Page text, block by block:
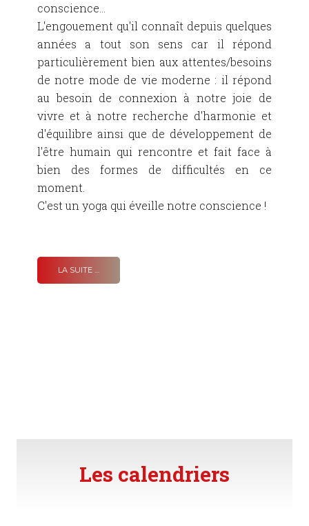
conscience...
L'engouement qu'il connaît depuis quelques
années a tout son sens car il répond
particulièrement bien aux attentes/besoins
de notre mode de vie moderne : il répond
au besoin de connexion à notre joie de
vivre et à notre recherche d'harmonie et
d'équilibre ainsi que de développement de
l'être humain qui rencontre et fait face à
bien des formes de difficultés en ce
moment.
C'est un yoga qui éveille notre conscience !
LA SUITE …
Les calendriers